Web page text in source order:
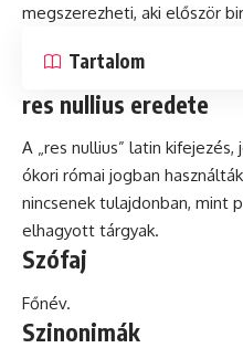
megszerezheti, aki először
Tartalom
res nullius eredete
A „res nullius” latin
ókori római jogban
nincsenek tulajdonban, mint
elhagyott tárgyak.
Szófaj
Főnév.
Szinonimák